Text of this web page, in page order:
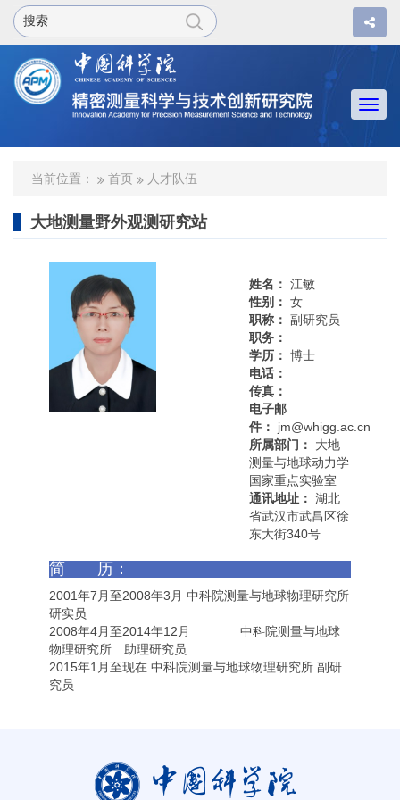
当前位置： 首页 人才队伍
大地测量野外观测研究站
姓名： 江敏
性别： 女
职称： 副研究员
职务：
学历： 博士
电话：
传真：
电子邮
件：
jm@whigg.ac.cn
所属部门：
大地
测量与地球动力学
国家重点实验室
通讯地址： 湖北
省武汉市武昌区徐
东大街340号
简 历：
2001年7月至2008年3月 中科院测量与地球物理研究所
研实员
2008年4月至2014年12月 中科院测量与地球
物理研究所 助理研究员
2015年1月至现在 中科院测量与地球物理研究所 副研
究员